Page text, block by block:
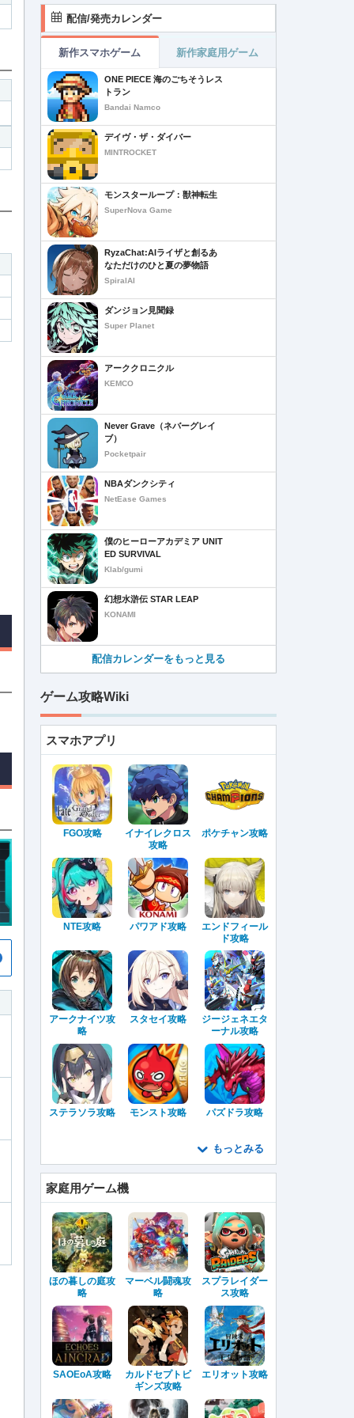
配信/発売カレンダー
新作スマホゲーム 新作家庭用ゲーム
ONE PIECE 海のごちそうレス
トラン
Bandai Namco
デイヴ・ザ・ダイバー
MINTROCKET
モンスターループ：獣神転生
SuperNova Game
RyzaChat:AIライザと創るあ
なただけのひと夏の夢物語
SpiralAI
ダンジョン見聞録
Super Planet
アーククロニクル
KEMCO
Never Grave（ネバーグレイ
ブ）
Pocketpair
NBAダンクシティ
NetEase Games
僕のヒーローアカデミア UNIT
ED SURVIVAL
Klab/gumi
幻想水滸伝 STAR LEAP
KONAMI
配信カレンダーをもっと見る
ゲーム攻略Wiki
スマホアプリ
FGO攻略
イナイレクロス
攻略
ポケチャン攻略
NTE攻略 パワアド攻略
エンドフィール
ド攻略
アークナイツ攻
略
スタセイ攻略
ジージェネエタ
ーナル攻略
ステラソラ攻略 モンスト攻略 パズドラ攻略
もっとみる
家庭用ゲーム機
ほの暮しの庭攻
略
マーベル闘魂攻
略
スプラレイダー
ス攻略
SAOEoA攻略
カルドセプトビ
ギンズ攻略
エリオット攻略